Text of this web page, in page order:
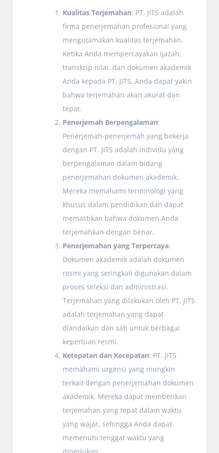
Kualitas Terjemahan: PT. JITS adalah
firma penerjemahan profesional yang
mengutamakan kualitas terjemahan.
Ketika Anda mempercayakan ijazah,
transkrip nilai, dan dokumen akademik
Anda kepada PT. JITS, Anda dapat yakin
bahwa terjemahan akan akurat dan
tepat.
Penerjemah Berpengalaman:
Penerjemah-penerjemah yang bekerja
dengan PT. JITS adalah individu yang
berpengalaman dalam bidang
penerjemahan dokumen akademik.
Mereka memahami terminologi yang
khusus dalam pendidikan dan dapat
memastikan bahwa dokumen Anda
terjemahkan dengan benar.
Penerjemahan yang Terpercaya:
Dokumen akademik adalah dokumen
resmi yang seringkali digunakan dalam
proses seleksi dan administrasi.
Terjemahan yang dilakukan oleh PT. JITS
adalah terjemahan yang dapat
diandalkan dan sah untuk berbagai
keperluan resmi.
Ketepatan dan Kecepatan: PT. JITS
memahami urgensi yang mungkin
terkait dengan penerjemahan dokumen
akademik. Mereka dapat memberikan
terjemahan yang tepat dalam waktu
yang wajar, sehingga Anda dapat
memenuhi tenggat waktu yang